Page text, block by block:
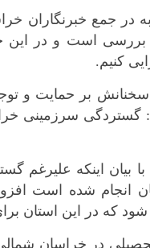
جمع خبرنگاران
است و در این
کنیم.
بر حمایت و
گستردگی
بیان اینکه علیرغم
انجام شده است
شود که در این استان
در خراسان